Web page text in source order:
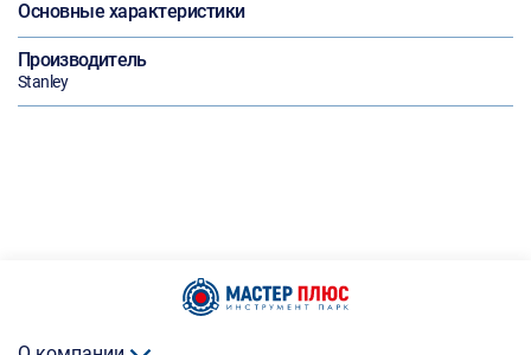
Основные характеристики
Производитель
Stanley